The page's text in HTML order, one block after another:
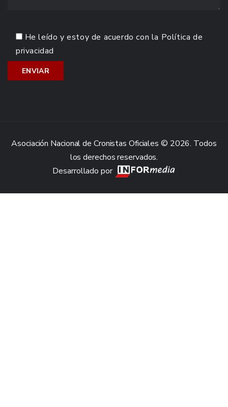
He leído y estoy de acuerdo con la Política de
privacidad
Asociación Nacional de Cronistas Oficiales © 2026. Todos
los derechos reservados.
Desarrollado por